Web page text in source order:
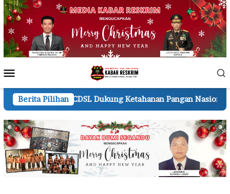
Loncat
ke
konten
Mobile
Berita Pilihan
CDSL Dukung Ketahanan Pangan Nasional Kapolres